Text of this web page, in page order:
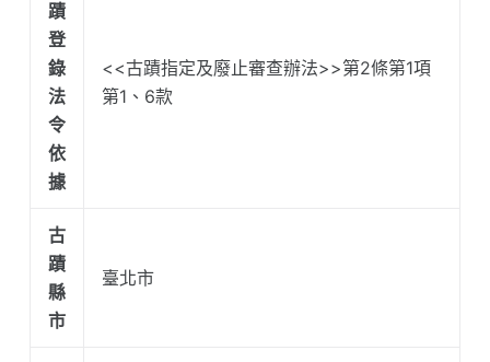
蹟
登
錄
法
令
依
據
<<古蹟指定及廢止審查辦法>>第2條第1項
第1、6款
古
蹟
縣
市
臺北市